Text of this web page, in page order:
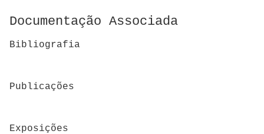
Documentação Associada
Bibliografia
Publicações
Exposições